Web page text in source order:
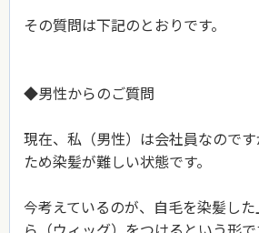
その質問は下記のとおりです。
◆男性からのご質問
現在、私（男性）は会社員なので
ため染髪が難しい状態です。
今考えているのが、自毛を染髪し